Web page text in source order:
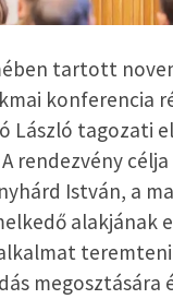
tartott
konferencia
László tagozati
rendezvény célja
István, a
alakjának
teremteni
megosztására